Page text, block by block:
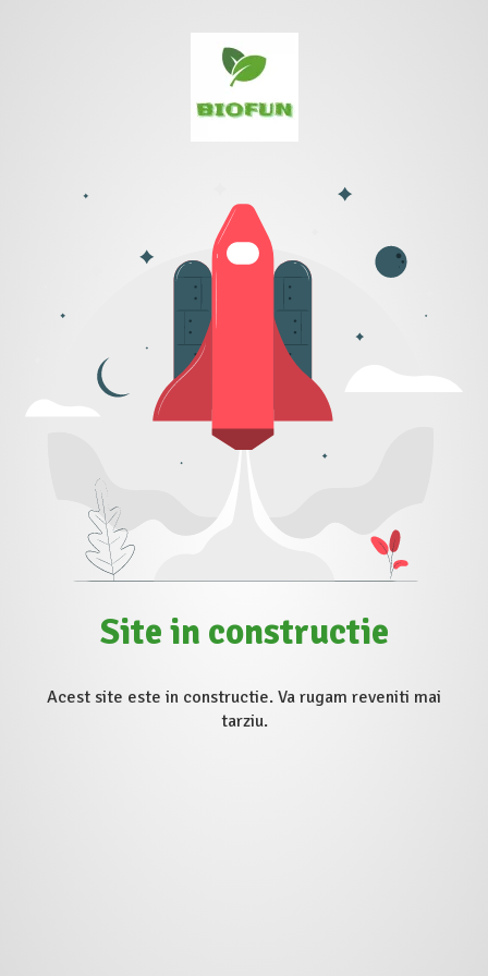
Site in constructie
Acest site este in constructie. Va rugam reveniti mai
tarziu.